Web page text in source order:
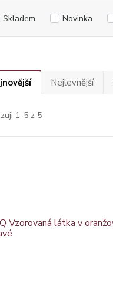
Skladem Novinka
Nejlevnější
1-5 z 5